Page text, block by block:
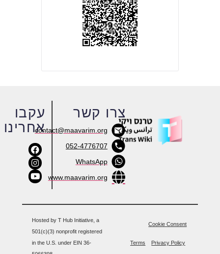
עקבו
אחרינו
צרו קשר
contact@maavarim.org
052-4776707
WhatsApp
www.maavarim.org
Hosted by T Hub Initiative, a
501(c)(3) nonprofit registered
in the U.S. under EIN 36-
Cookie Consent
Privacy Policy
Terms